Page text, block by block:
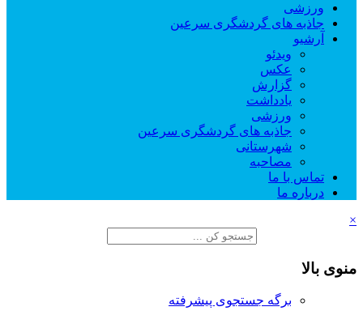
ورزشی
جاذبه های گردشگری سرعین
آرشیو
ویدئو
عکس
گزارش
یادداشت
ورزشی
جاذبه های گردشگری سرعین
شهرستانی
مصاحبه
تماس با ما
درباره ما
×
منوی بالا
برگه جستجوی پیشرفته